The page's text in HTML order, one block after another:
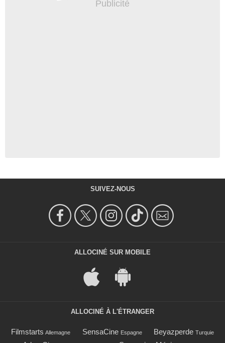
SUIVEZ-NOUS
ALLOCINÉ SUR MOBILE
ALLOCINÉ À L'ÉTRANGER
Filmstarts Allemagne SensaCine Espagne Beyazperde Turquie